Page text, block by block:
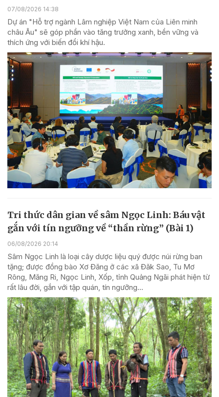
07/08/2026 14:38
Dự án "Hỗ trợ ngành Lâm nghiệp Việt Nam của Liên minh
châu Âu" sẽ góp phần vào tăng trưởng xanh, bền vững và
thích ứng với biến đổi khí hậu.
Tri thức dân gian về sâm Ngọc Linh: Báu vật
gắn với tín ngưỡng về “thần rừng” (Bài 1)
06/08/2026 20:14
Sâm Ngọc Linh là loại cây dược liệu quý được núi rừng ban
tặng; được đồng bào Xơ Đăng ở các xã Đăk Sao, Tu Mơ
Rông, Măng Ri, Ngọc Linh, Xốp, tỉnh Quảng Ngãi phát hiện từ
rất lâu đời, gắn với tập quán, tín ngưỡng...